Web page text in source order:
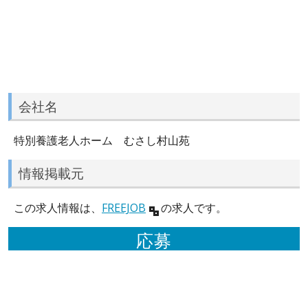
会社名
特別養護老人ホーム むさし村山苑
情報掲載元
この求人情報は、 FREEJOB の求人です。
応募